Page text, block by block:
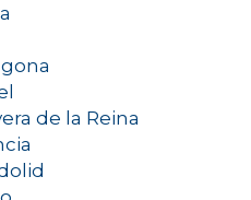
de la Reina